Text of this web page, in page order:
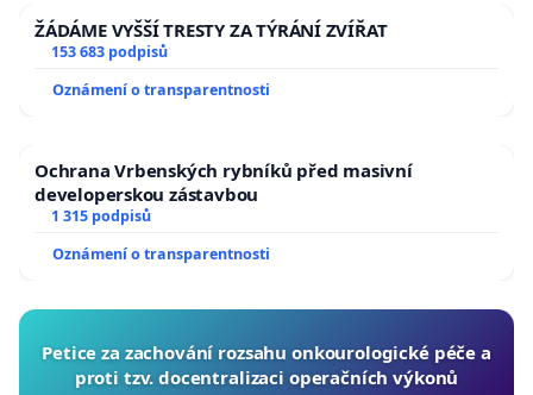
ŽÁDÁME VYŠŠÍ TRESTY ZA TÝRÁNÍ ZVÍŘAT
153 683 podpisů
Oznámení o transparentnosti
Ochrana Vrbenských rybníků před masivní
developerskou zástavbou
1 315 podpisů
Oznámení o transparentnosti
Petice za zachování rozsahu onkourologické péče a
proti tzv. docentralizaci operačních výkonů